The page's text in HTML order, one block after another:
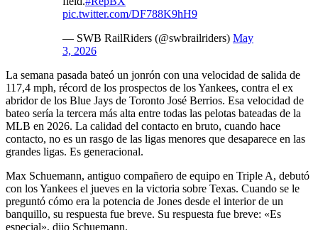
pic.twitter.com/DF788K9hH9
— SWB RailRiders (@swbrailriders) May
3, 2026
La semana pasada bateó un jonrón con una velocidad de salida de
117,4 mph, récord de los prospectos de los Yankees, contra el ex
abridor de los Blue Jays de Toronto José Berrios. Esa velocidad de
bateo sería la tercera más alta entre todas las pelotas bateadas de la
MLB en 2026. La calidad del contacto en bruto, cuando hace
contacto, no es un rasgo de las ligas menores que desaparece en las
grandes ligas. Es generacional.
Max Schuemann, antiguo compañero de equipo en Triple A, debutó
con los Yankees el jueves en la victoria sobre Texas. Cuando se le
preguntó cómo era la potencia de Jones desde el interior de un
banquillo, su respuesta fue breve. Su respuesta fue breve: «Es
especial», dijo Schuemann.